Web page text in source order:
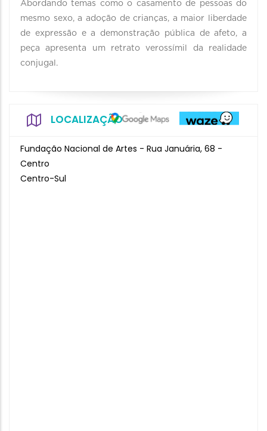
Abordando temas como o casamento de pessoas do
mesmo sexo, a adoção de crianças, a maior liberdade
de expressão e a demonstração pública de afeto, a
peça apresenta um retrato verossímil da realidade
conjugal.
LOCALIZAÇÃO
Fundação Nacional de Artes - Rua Januária, 68 -
Centro
Centro-Sul